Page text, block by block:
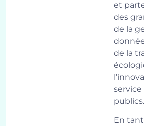
et
des
de la
de la
service
publics.
En